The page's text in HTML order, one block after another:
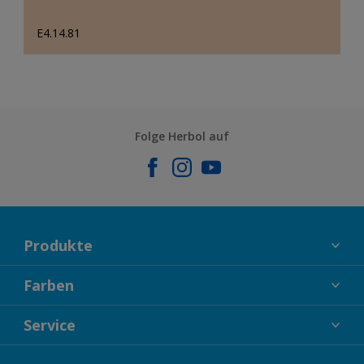
E4.14.81
Folge Herbol auf
Produkte
FASSADENFARBEN
INNENFARBEN
LACKE
Farben
KOLLEKTIONEN
FARBTRENDS
Service